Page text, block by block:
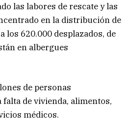
las labores de rescate y las
en la distribución de
los 620.000 desplazados, de
en albergues
de personas
de vivienda, alimentos,
médicos.